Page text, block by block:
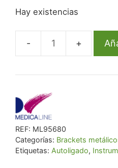
original
€ 63,76.
€
Hay existencias
REF: ML95680
Categorías: Brackets
Etiquetas: Autoligado,